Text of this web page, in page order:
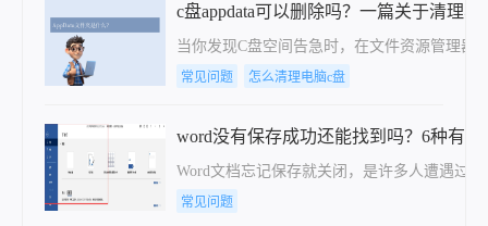
c盘appdata可以删除吗？一篇关于清理
当你发现C盘空间告急时，在文件资源管理器
常见问题 怎么清理电脑c盘
word没有保存成功还能找到吗？6种有
Word文档忘记保存就关闭，是许多人遭遇过
常见问题